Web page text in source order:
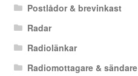
Postlådor & brevinkast
Radar
Radiolänkar
Radiomottagare & sändare